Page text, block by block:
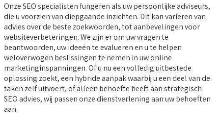
Onze SEO specialisten fungeren als uw persoonlijke adviseurs,
die u voorzien van diepgaande inzichten. Dit kan variëren van
advies over de beste zoekwoorden, tot aanbevelingen voor
websiteverbeteringen. We zijn er om uw vragen te
beantwoorden, uw ideeën te evalueren en u te helpen
weloverwogen beslissingen te nemen in uw online
marketinginspanningen. Of u nu een volledig uitbestede
oplossing zoekt, een hybride aanpak waarbij u een deel van de
taken zelf uitvoert, of alleen behoefte heeft aan strategisch
SEO advies, wij passen onze dienstverlening aan uw behoeften
aan.